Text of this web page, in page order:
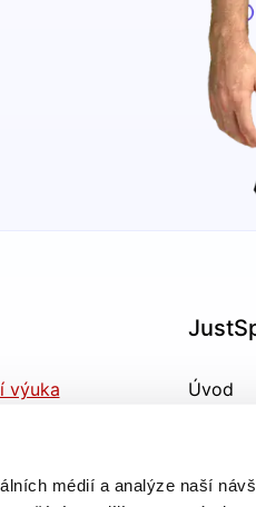
médií a analýze naší
výuka Úvod